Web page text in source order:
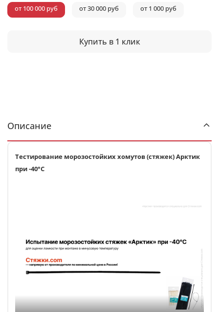
Купить в 1 клик
от 100 000 руб от 30 000 руб от 1 000 руб
Описание
Тестирование морозостойких хомутов (стяжек) Арктик
при -40°С